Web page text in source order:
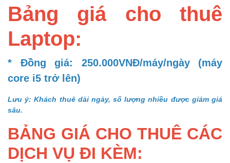
Bảng giá cho thuê
Laptop:
* Đồng giá: 250.000VNĐ/máy/ngày (máy
core i5 trở lên)
Lưu ý: Khách thuê dài ngày, số lượng nhiều được giảm giá
sâu.
BẢNG GIÁ CHO THUÊ CÁC
DỊCH VỤ ĐI KÈM: